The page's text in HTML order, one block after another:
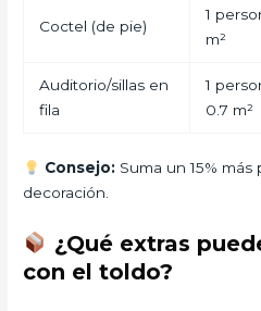
Coctel (de pie)
1
m²
Auditorio/sillas en
fila
1
0.7 m²
Consejo:Suma un 15% más
decoración.
¿Qué extras
con el toldo?